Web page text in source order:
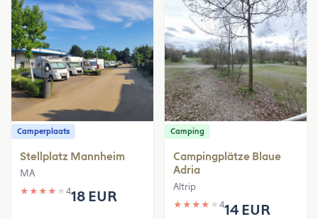
Camperplaats
Stellplatz Mannheim
MA
★ ★ ★ ★ ★ 418 EUR
Camping
Campingplätze Blaue
Adria
Altrip
★ ★ ★ ★ ★ 414 EUR